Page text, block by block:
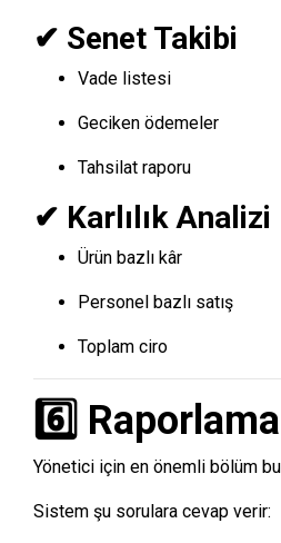
✔ Senet Takibi
Vade listesi
Geciken ödemeler
Tahsilat raporu
✔ Karlılık Analizi
Ürün bazlı kâr
Personel bazlı satış
Toplam ciro
6️⃣
Yönetici için en önemli bölüm
Sistem şu sorulara cevap verir: